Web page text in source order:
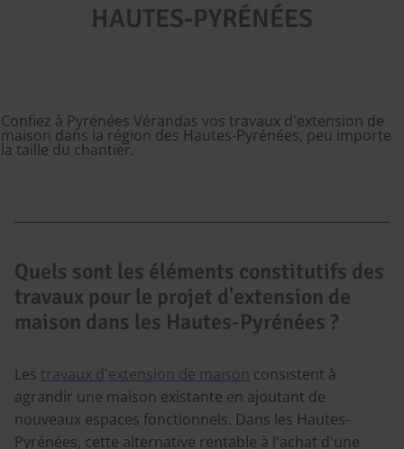
HAUTES-PYRÉNÉES
Confiez à Pyrénées Vérandas vos travaux d'extension de
maison dans la région des Hautes-Pyrénées, peu importe
la taille du chantier.
Quels sont les éléments constitutifs des
travaux pour le projet d'extension de
maison dans les Hautes-Pyrénées ?
Les travaux d'extension de maison consistent à
agrandir une maison existante en ajoutant de
nouveaux espaces fonctionnels. Dans les Hautes-
Pyrénées, cette alternative rentable à l'achat d'une